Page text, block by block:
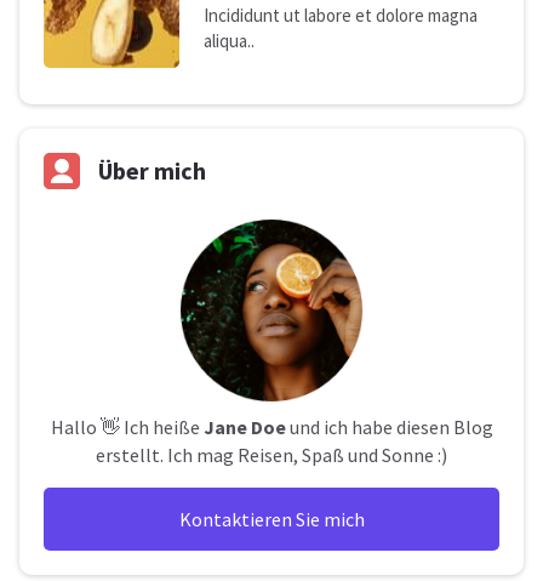
Incididunt ut labore et dolore magna
aliqua..
Über mich
Hallo 👋 Ich heiße Jane Doeund ich habe diesen Blog
erstellt. Ich mag Reisen, Spaß und Sonne :)
Kontaktieren Sie mich